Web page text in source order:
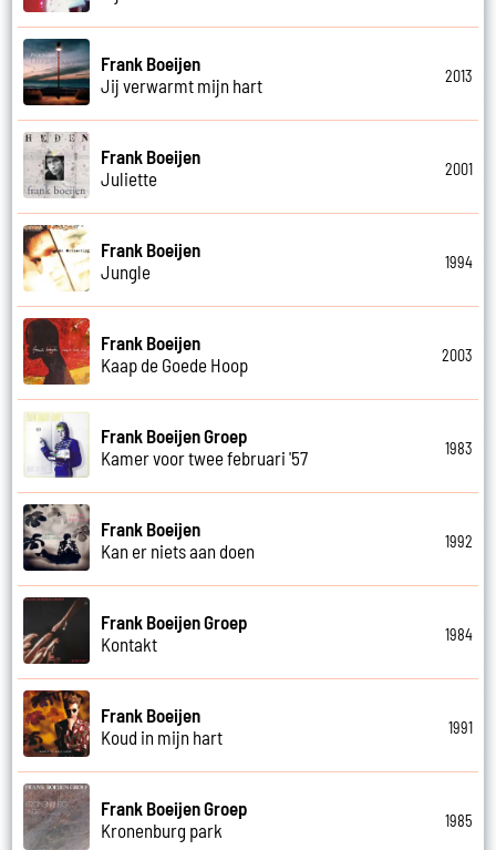
Frank Boeijen
Jij verwarmt mijn hart
2013
Frank Boeijen
Juliette
2001
Frank Boeijen
Jungle
1994
Frank Boeijen
Kaap de Goede Hoop
2003
Frank Boeijen Groep
Kamer voor twee februari '57
1983
Frank Boeijen
Kan er niets aan doen
1992
Frank Boeijen Groep
Kontakt
1984
Frank Boeijen
Koud in mijn hart
1991
Frank Boeijen Groep
Kronenburg park
1985